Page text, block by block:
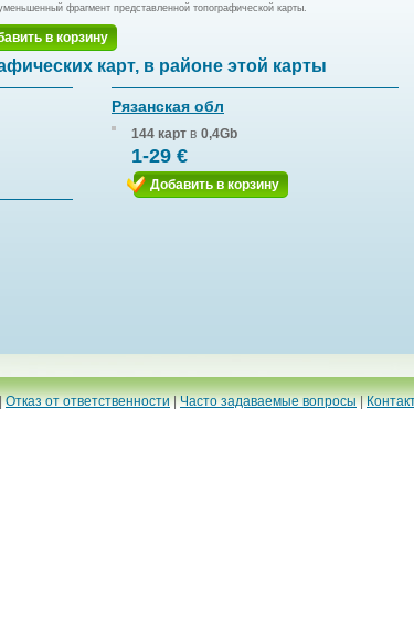
фрагмент представленной топографической карты.
в корзину
карт, в районе этой карты
Рязанская обл
144 карт в 0,4Gb
1-29 €
Добавить в корзину
Отказ от ответственности|Часто задаваемые вопросы|